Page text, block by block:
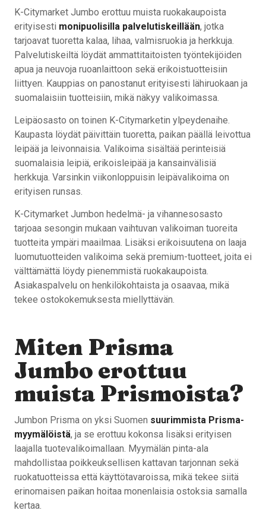
K-Citymarket Jumbo erottuu muista ruokakaupoista
erityisesti monipuolisilla palvelutiskeillään, jotka
tarjoavat tuoretta kalaa, lihaa, valmisruokia ja herkkuja.
Palvelutiskeiltä löydät ammattitaitoisten työntekijöiden
apua ja neuvoja ruoanlaittoon sekä erikoistuotteisiin
liittyen. Kauppias on panostanut erityisesti lähiruokaan ja
suomalaisiin tuotteisiin, mikä näkyy valikoimassa.
Leipäosasto on toinen K-Citymarketin ylpeydenaihe.
Kaupasta löydät päivittäin tuoretta, paikan päällä leivottua
leipää ja leivonnaisia. Valikoima sisältää perinteisiä
suomalaisia leipiä, erikoisleipää ja kansainvälisiä
herkkuja. Varsinkin viikonloppuisin leipävalikoima on
erityisen runsas.
K-Citymarket Jumbon hedelmä- ja vihannesosasto
tarjoaa sesongin mukaan vaihtuvan valikoiman tuoreita
tuotteita ympäri maailmaa. Lisäksi erikoisuutena on laaja
luomutuotteiden valikoima sekä premium-tuotteet, joita ei
välttämättä löydy pienemmistä ruokakaupoista.
Asiakaspalvelu on henkilökohtaista ja osaavaa, mikä
tekee ostokokemuksesta miellyttävän.
Miten Prisma
Jumbo erottuu
muista Prismoista?
Jumbon Prisma on yksi Suomen suurimmista Prisma-
myymälöistä, ja se erottuu kokonsa lisäksi erityisen
laajalla tuotevalikoimallaan. Myymälän pinta-ala
mahdollistaa poikkeuksellisen kattavan tarjonnan sekä
ruokatuotteissa että käyttötavaroissa, mikä tekee siitä
erinomaisen paikan hoitaa monenlaisia ostoksia samalla
kertaa.